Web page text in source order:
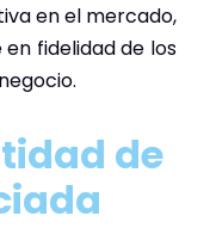
en el mercado,
fidelidad de los
de